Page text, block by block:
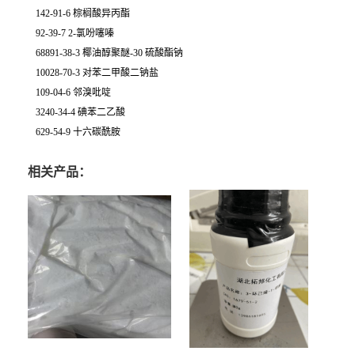
142-91-6 棕榈酸异丙酯
92-39-7 2-氯吩噻嗪
68891-38-3 椰油醇聚醚-30 硫酸酯钠
10028-70-3 对苯二甲酸二钠盐
109-04-6 邻溴吡啶
3240-34-4 碘苯二乙酸
629-54-9 十六碳酰胺
相关产品：